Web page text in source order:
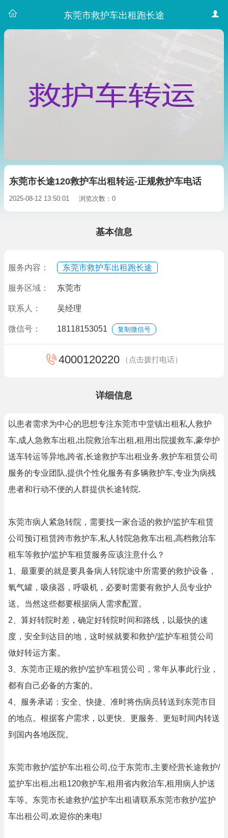
东莞市救护车出租跑长途
东莞市长途120救护车出租转运-正规救护车电话
2025-08-12 13:50:01 浏览次数：0
基本信息
服务内容： 东莞市救护车出租跑长途
服务区域： 东莞市
联系人： 吴经理
微信号： 18118153051 复制微信号
4000120220 （点击拨打电话）
详细信息
以患者需求为中心的思想专注东莞市中堂镇出租私人救护
车,成人急救车出租,出院救治车出租,租用出院援救车,豪华护
送车转运等异地,跨省,长途救护车出租业务.救护车租赁公司
服务的专业团队,提供个性化服务有多辆救护车,专业为病残
患者和行动不便的人群提供长途转院.
东莞市病人紧急转院，需要找一家合适的救护/监护车租赁
公司预订租赁跨市救护车,私人转院急救车出租,高档救治车
租车等救护/监护车租赁服务应该注意什么？
1、最重要的就是要具备病人转院途中所需要的救护设备，
氧气罐，吸痰器，呼吸机，必要时需要有救护人员专业护
送。当然这些都要根据病人需求配置。
2、算好转院时差，确定好转院时间和路线，以最快的速
度，安全到达目的地，这时候就要和救护/监护车租赁公司
做好转运方案。
3、东莞市正规的救护/监护车租赁公司，常年从事此行业，
都有自己必备的方案的。
4、服务承诺：安全、快捷、准时将伤病员转送到东莞市目
的地点。根据客户需求，以更快、更服务、更短时间内转送
到国内各地医院。
东莞市救护/监护车出租公司,位于东莞市,主要经营长途救护/
监护车出租,出租120救护车,租用省内救治车,租用病人护送
车等。东莞市长途救护/监护车出租请联系东莞市救护/监护
车出租公司,欢迎你的来电!